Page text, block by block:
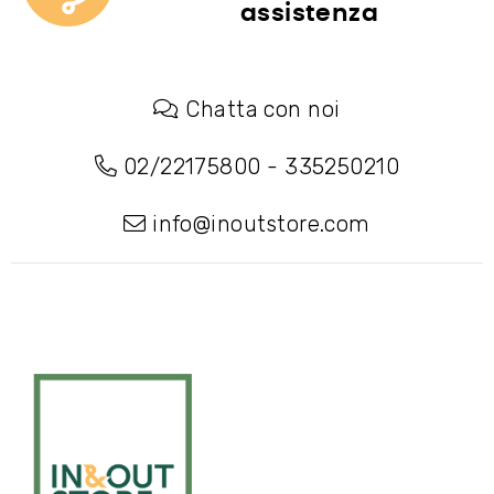
assistenza
Chatta con noi
02/22175800 - 335250210
info@inoutstore.com